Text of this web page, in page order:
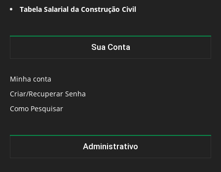
Tabela Salarial da Construção Civil
Sua Conta
Minha conta
Criar/Recuperar Senha
Como Pesquisar
Administrativo